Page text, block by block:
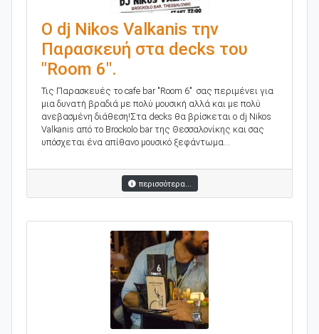
Ο dj Nikos Valkanis την
Παρασκευή στα decks του
"Room 6".
Τις Παρασκευές το cafe bar "Room 6" σας περιμένει για
μια δυνατή βραδιά με πολύ μουσική αλλά και με πολύ
ανεβασμένη διάθεση!Στα decks θα βρίσκεται ο dj Nikos
Valkanis από το Brockolo bar της Θεσσαλονίκης και σας
υπόσχεται ένα απίθανο μουσικό ξεφάντωμα...
περισσότερα...